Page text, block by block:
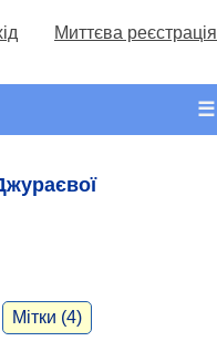
Миттєва реєстрація
☰
Мітки (4)